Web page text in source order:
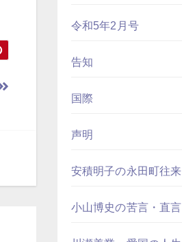
令和5年2月号
告知
国際
声明
安積明子の永田町往来
小山博史の苦言・直言